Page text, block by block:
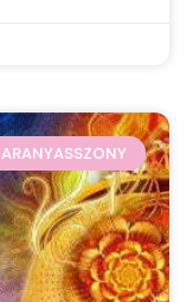
ARANYASSZONY